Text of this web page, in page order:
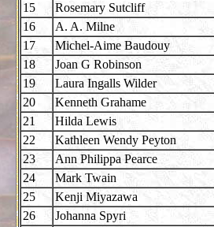
15
Rosemary Sutcliff
16
A. A. Milne
17
Michel-Aime Baudouy
18
Joan G Robinson
19
Laura Ingalls Wilder
20
Kenneth Grahame
21
Hilda Lewis
22
Kathleen Wendy Peyton
23
Ann Philippa Pearce
24
Mark Twain
25
Kenji Miyazawa
26
Johanna Spyri